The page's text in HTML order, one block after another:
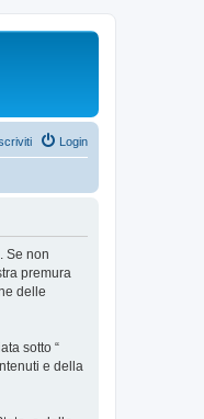
Login
Se non
premura
delle
sotto “
e della